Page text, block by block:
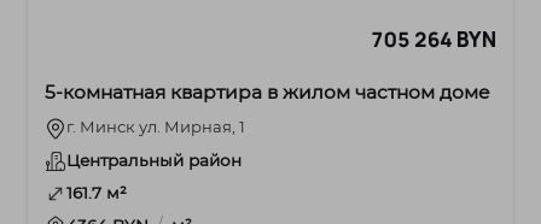
705 264 BYN
5-комнатная квартира в жилом частном доме
г. Минск ул. Мирная, 1
Центральный район
161.7 м²